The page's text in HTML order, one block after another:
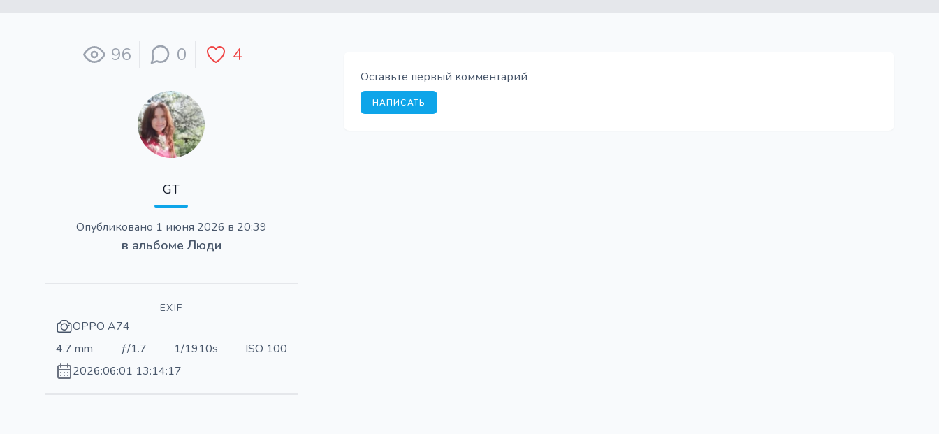
96 0 4
GT
Опубликовано 1 июня 2026 в 20:39
в альбоме Люди
EXIF
OPPO A74
4.7 mm
ƒ/1.7 1/1910s
ISO 100
2026:06:01 13:14:17
Оставьте первый комментарий
НАПИСАТЬ